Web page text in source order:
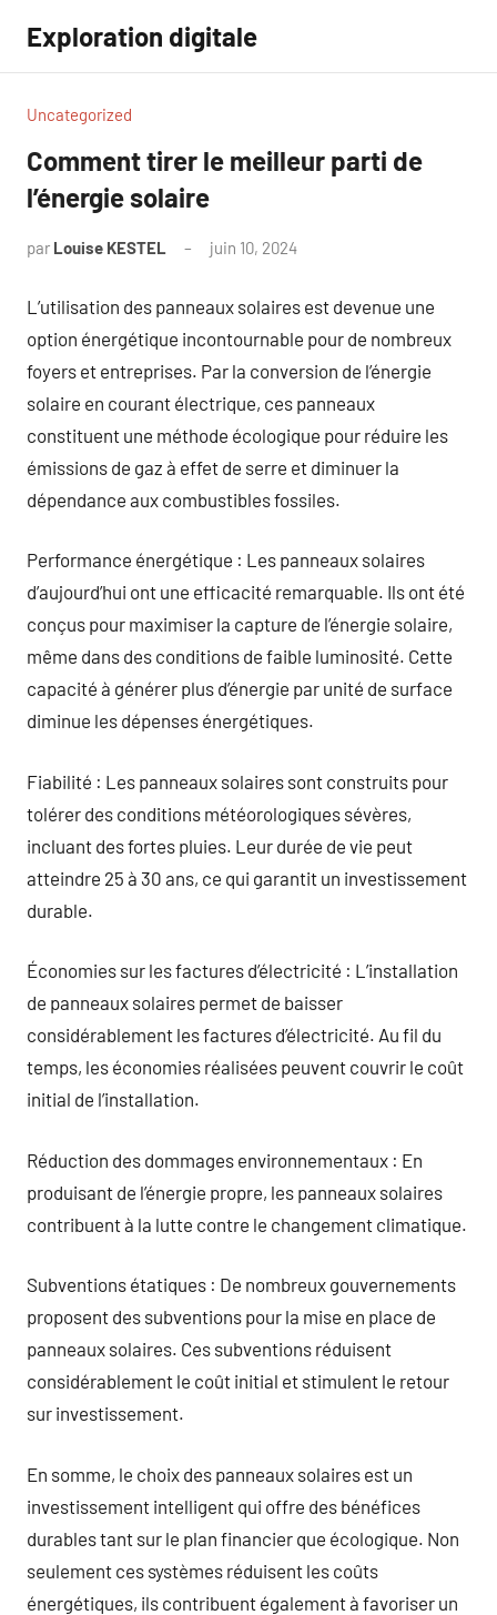
contenu
Exploration digitale
Uncategorized
Comment tirer le meilleur parti de
l’énergie solaire
par Louise KESTEL juin 10, 2024
L’utilisation des panneaux solaires est devenue une
option énergétique incontournable pour de nombreux
foyers et entreprises. Par la conversion de l’énergie
solaire en courant électrique, ces panneaux
constituent une méthode écologique pour réduire les
émissions de gaz à effet de serre et diminuer la
dépendance aux combustibles fossiles.
Performance énergétique : Les panneaux solaires
d’aujourd’hui ont une efficacité remarquable. Ils ont été
conçus pour maximiser la capture de l’énergie solaire,
même dans des conditions de faible luminosité. Cette
capacité à générer plus d’énergie par unité de surface
diminue les dépenses énergétiques.
Fiabilité : Les panneaux solaires sont construits pour
tolérer des conditions météorologiques sévères,
incluant des fortes pluies. Leur durée de vie peut
atteindre 25 à 30 ans, ce qui garantit un investissement
durable.
Économies sur les factures d’électricité : L’installation
de panneaux solaires permet de baisser
considérablement les factures d’électricité. Au fil du
temps, les économies réalisées peuvent couvrir le coût
initial de l’installation.
Réduction des dommages environnementaux : En
produisant de l’énergie propre, les panneaux solaires
contribuent à la lutte contre le changement climatique.
Subventions étatiques : De nombreux gouvernements
proposent des subventions pour la mise en place de
panneaux solaires. Ces subventions réduisent
considérablement le coût initial et stimulent le retour
sur investissement.
En somme, le choix des panneaux solaires est un
investissement intelligent qui offre des bénéfices
durables tant sur le plan financier que écologique. Non
seulement ces systèmes réduisent les coûts
énergétiques, ils contribuent également à favoriser un